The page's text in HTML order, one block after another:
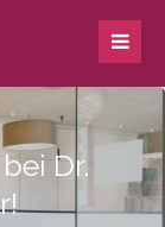
Dr.